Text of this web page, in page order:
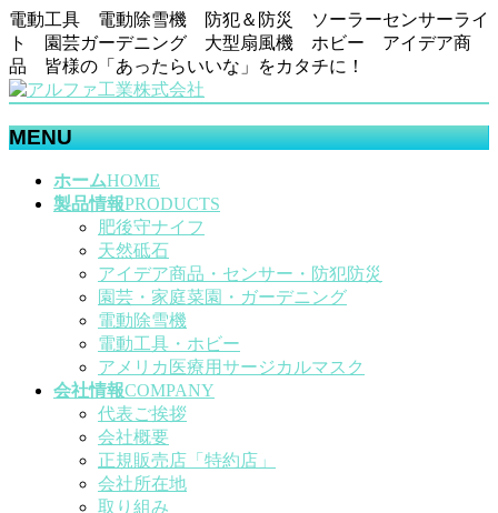
電動工具 電動除雪機 防犯＆防災 ソーラーセンサーライ
ト 園芸ガーデニング 大型扇風機 ホビー アイデア商
品 皆様の「あったらいいな」をカタチに！
MENU
ホームHOME
製品情報PRODUCTS
肥後守ナイフ
天然砥石
アイデア商品・センサー・防犯防災
園芸・家庭菜園・ガーデニング
電動除雪機
電動工具・ホビー
アメリカ医療用サージカルマスク
会社情報COMPANY
代表ご挨拶
会社概要
正規販売店「特約店」
会社所在地
取り組み